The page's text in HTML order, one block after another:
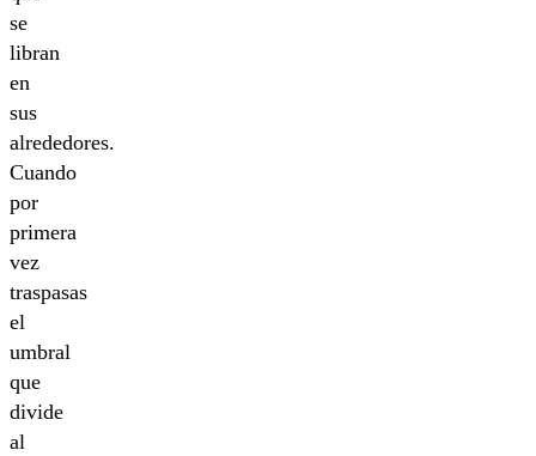
se
libran
en
sus
alrededores.
Cuando
por
primera
vez
traspasas
el
umbral
que
divide
al